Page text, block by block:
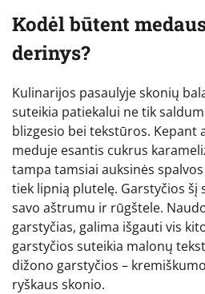
Kodėl būtent
derinys?
Kulinarijos pasaulyje skonių
suteikia patiekalui ne tik
blizgesio bei tekstūros.
meduje esantis cukrus
tampa tamsiai auksinės
tiek lipnią plutelę. Garstyčios šį
savo aštrumu ir rūgštele.
garstyčias, galima išgauti vis
garstyčios suteikia malonų
dižono garstyčios –
ryškaus skonio.